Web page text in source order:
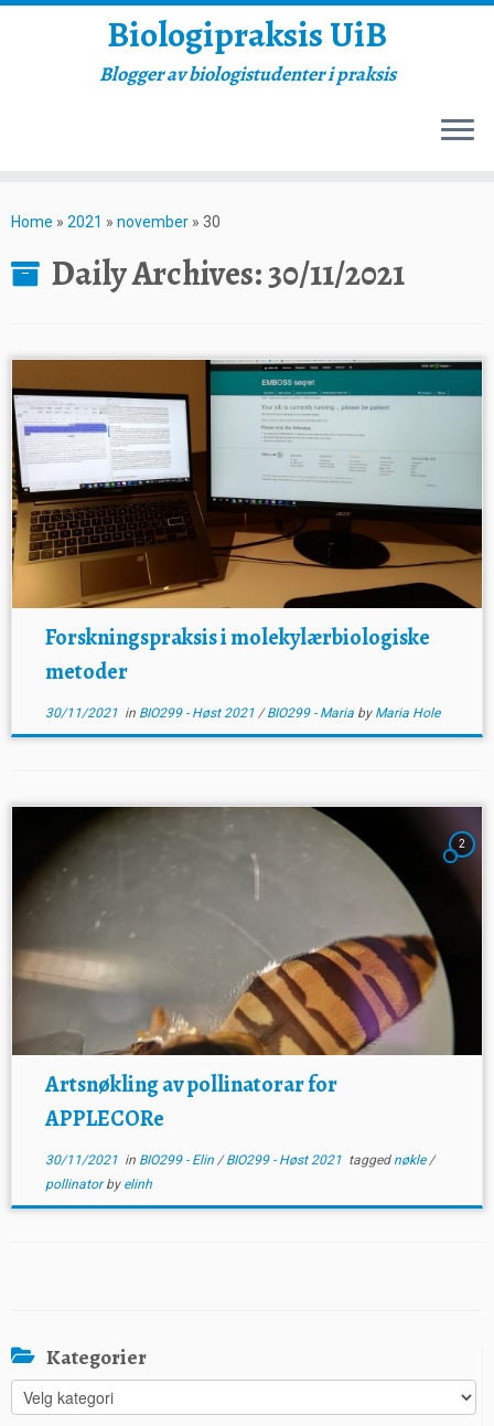
to
Biologipraksis UiB
Blogger av biologistudenter i praksis
Home » 2021 » november » 30
Daily Archives:30/11/2021
Forskningspraksis i molekylærbiologiske
metoder
30/11/2021in BIO299 - Høst 2021 /BIO299 - Maria by Maria Hole
2
Artsnøkling av pollinatorar for
APPLECORe
30/11/2021in BIO299 - Elin /BIO299 - Høst 2021 tagged nøkle/
pollinatorby elinh
Kategorier
Kategorier